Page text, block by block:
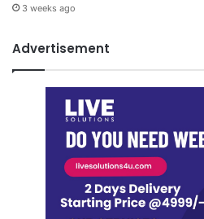
3 weeks ago
Advertisement